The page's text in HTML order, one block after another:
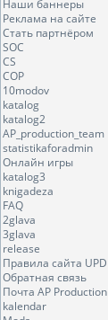
Наши баннеры
Реклама на сайте
Стать партнёром
SOC
CS
COP
10modov
katalog
katalog2
AP_production_team
statistikaforadmin
Онлайн игры
katalog3
knigadeza
FAQ
2glava
3glava
release
Правила сайта UPD
Обратная связь
Почта AP Production
kalendar